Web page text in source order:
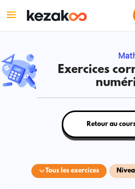
Exercices
Tous les exercices
Retour au